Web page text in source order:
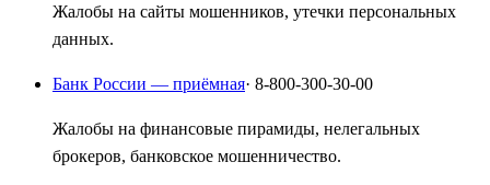
Жалобы на сайты мошенников, утечки персональных
данных.
Банк России — приёмная· 8-800-300-30-00
Жалобы на финансовые пирамиды, нелегальных
брокеров, банковское мошенничество.